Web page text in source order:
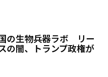
の生物兵器ラボ リー
の闇、トランプ政権が